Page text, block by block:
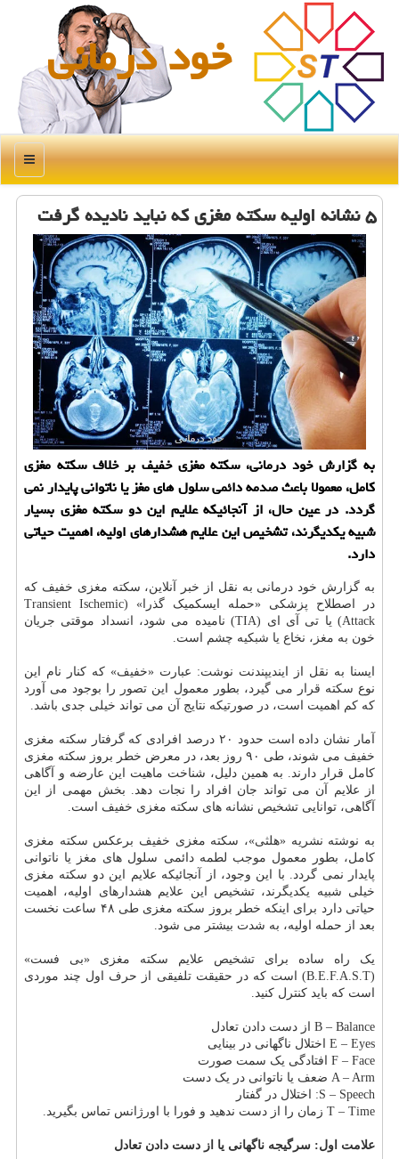
خود درمانی
منو
۵ نشانه اولیه سکته مغزی که نباید نادیده گرفت
به گزارش خود درمانی، سکته مغزی خفیف بر خلاف سکته مغزی
کامل، معمولا باعث صدمه دائمی سلول های مغز یا ناتوانی پایدار نمی
گردد. در عین حال، از آنجائیکه علایم این دو سکته مغزی بسیار
شبیه یکدیگرند، تشخیص این علایم هشدارهای اولیه، اهمیت حیاتی
دارد.
به گزارش خود درمانی به نقل از خبر آنلاین، سکته مغزی خفیف که
در اصطلاح پزشکی «حمله ایسکمیک گذرا» (Transient Ischemic
Attack) یا تی آی ای (TIA) نامیده می شود، انسداد موقتی جریان
خون به مغز، نخاع یا شبکیه چشم است.
ایسنا به نقل از ایندیپندنت نوشت: عبارت «خفیف» که کنار نام این
نوع سکته قرار می گیرد، بطور معمول این تصور را بوجود می آورد
که کم اهمیت است، در صورتیکه نتایج آن می تواند خیلی جدی باشد.
آمار نشان داده است حدود ۲۰ درصد افرادی که گرفتار سکته مغزی
خفیف می شوند، طی ۹۰ روز بعد، در معرض خطر بروز سکته مغزی
کامل قرار دارند. به همین دلیل، شناخت ماهیت این عارضه و آگاهی
از علایم آن می تواند جان افراد را نجات دهد. بخش مهمی از این
آگاهی، توانایی تشخیص نشانه های سکته مغزی خفیف است.
به نوشته نشریه «هلثی»، سکته مغزی خفیف برعکس سکته مغزی
کامل، بطور معمول موجب لطمه دائمی سلول های مغز یا ناتوانی
پایدار نمی گردد. با این وجود، از آنجائیکه علایم این دو سکته مغزی
خیلی شبیه یکدیگرند، تشخیص این علایم هشدارهای اولیه، اهمیت
حیاتی دارد برای اینکه خطر بروز سکته مغزی طی ۴۸ ساعت نخست
بعد از حمله اولیه، به شدت بیشتر می شود.
یک راه ساده برای تشخیص علایم سکته مغزی «بی فست»
(B.E.F.A.S.T) است که در حقیقت تلفیقی از حرف اول چند موردی
است که باید کنترل کنید.
B – Balance از دست دادن تعادل
E – Eyes اختلال ناگهانی در بینایی
F – Face افتادگی یک سمت صورت
A – Arm ضعف یا ناتوانی در یک دست
S – Speech: اختلال در گفتار
T – Time زمان را از دست ندهید و فورا با اورژانس تماس بگیرید.
علامت اول: سرگیجه ناگهانی یا از دست دادن تعادل